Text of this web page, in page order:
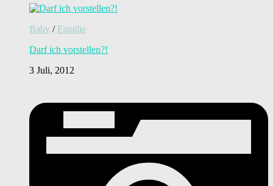
Baby / Familie
Darf ich vorstellen?!
3 Juli, 2012